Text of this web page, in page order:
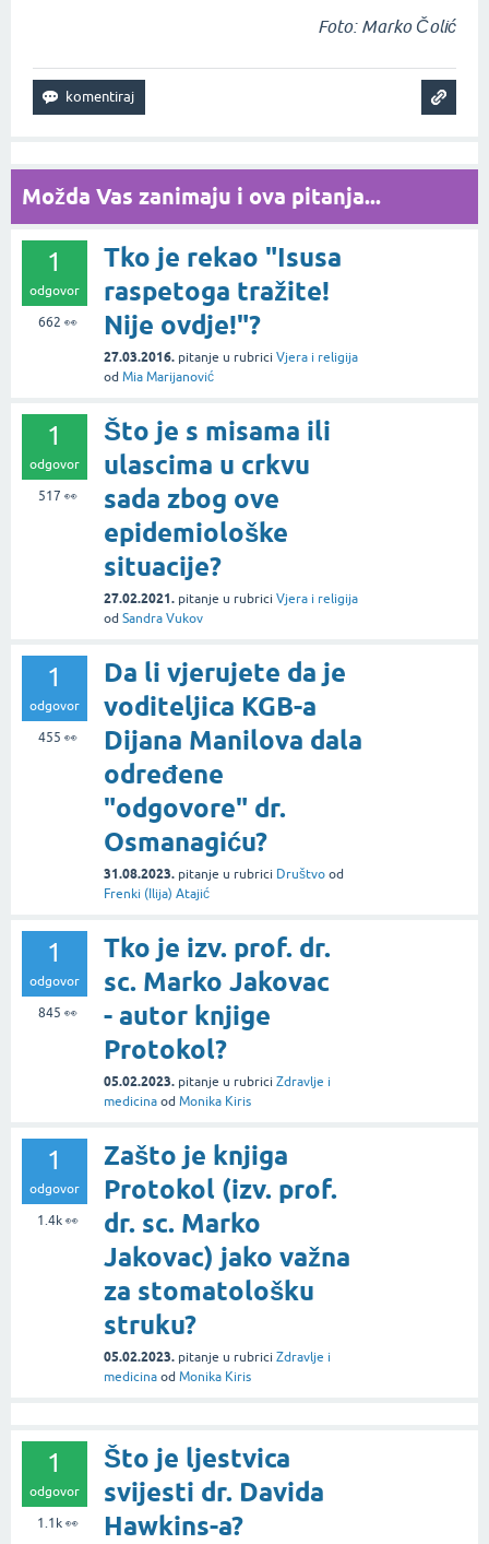
Foto: Marko Čolić
Možda Vas zanimaju i ova pitanja...
1
odgovor
662 👀
Tko je rekao "Isusa
raspetoga tražite!
Nije ovdje!"?
27.03.2016. pitanje u rubrici Vjera i religija
od Mia Marijanović
1
odgovor
517 👀
Što je s misama ili
ulascima u crkvu
sada zbog ove
epidemiološke
situacije?
27.02.2021. pitanje u rubrici Vjera i religija
od Sandra Vukov
1
odgovor
455 👀
Da li vjerujete da je
voditeljica KGB-a
Dijana Manilova dala
određene
"odgovore" dr.
Osmanagiću?
31.08.2023. pitanje u rubrici Društvo od
Frenki (Ilija) Atajić
1
odgovor
845 👀
Tko je izv. prof. dr.
sc. Marko Jakovac
- autor knjige
Protokol?
05.02.2023. pitanje u rubrici Zdravlje i
medicina od Monika Kiris
1
odgovor
1.4k👀
Zašto je knjiga
Protokol (izv. prof.
dr. sc. Marko
Jakovac) jako važna
za stomatološku
struku?
05.02.2023. pitanje u rubrici Zdravlje i
medicina od Monika Kiris
1
odgovor
1.1k👀
Što je ljestvica
svijesti dr. Davida
Hawkins-a?